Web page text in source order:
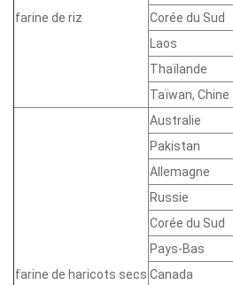
farine de riz
Corée du Sud
Laos
Thaïlande
Taïwan, Chine
farine de haricots secs
Australie
Pakistan
Allemagne
Russie
Corée du Sud
Pays-Bas
Canada